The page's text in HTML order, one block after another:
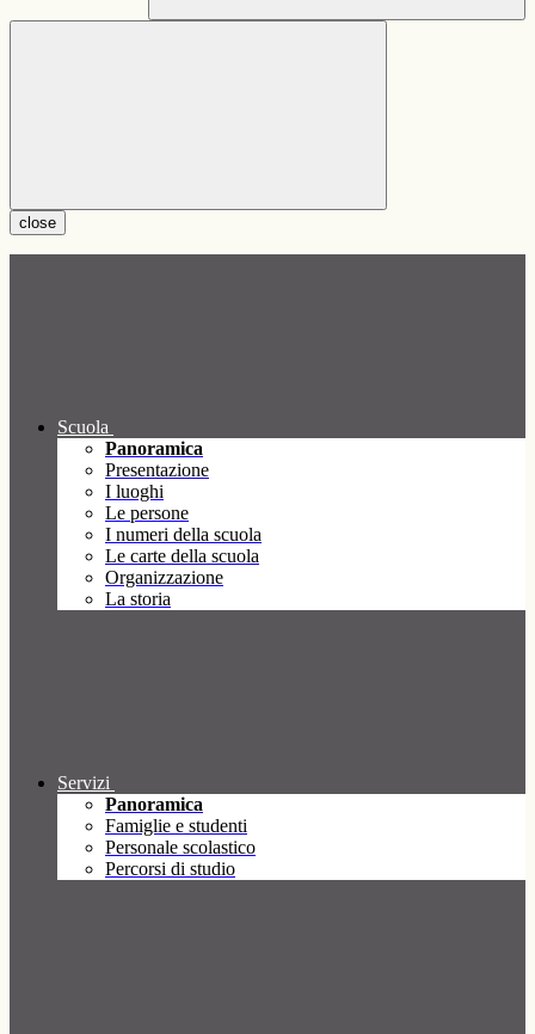
close
Scuola
Panoramica
Presentazione
I luoghi
Le persone
I numeri della scuola
Le carte della scuola
Organizzazione
La storia
Servizi
Panoramica
Famiglie e studenti
Personale scolastico
Percorsi di studio